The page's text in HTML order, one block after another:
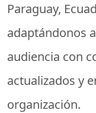
Paraguay,
adaptándonos
audiencia con
actualizados y
organización.